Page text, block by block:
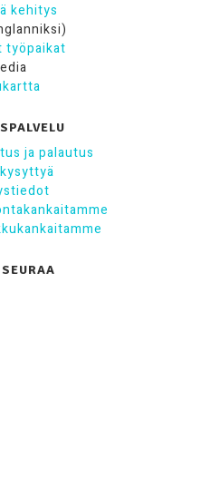
kehitys
työpaikat
ja palautus